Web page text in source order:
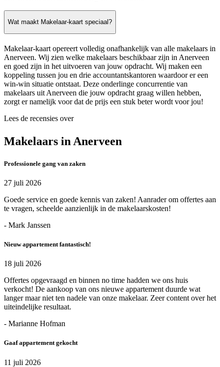
Wat maakt Makelaar-kaart speciaal?
Makelaar-kaart opereert volledig onafhankelijk van alle makelaars in
Anerveen. Wij zien welke makelaars beschikbaar zijn in Anerveen
en goed zijn in het uitvoeren van jouw opdracht. Wij maken een
koppeling tussen jou en drie accountantskantoren waardoor er een
win-win situatie ontstaat. Deze onderlinge concurrentie van
makelaars uit Anerveen die jouw opdracht graag willen hebben,
zorgt er namelijk voor dat de prijs een stuk beter wordt voor jou!
Lees de recensies over
Makelaars in Anerveen
Professionele gang van zaken
27 juli 2026
Goede service en goede kennis van zaken! Aanrader om offertes aan
te vragen, scheelde aanzienlijk in de makelaarskosten!
- Mark Janssen
Nieuw appartement fantastisch!
18 juli 2026
Offertes opgevraagd en binnen no time hadden we ons huis
verkocht! De aankoop van ons nieuwe appartement duurde wat
langer maar niet ten nadele van onze makelaar. Zeer content over het
uiteindelijke resultaat.
- Marianne Hofman
Gaaf appartement gekocht
11 juli 2026